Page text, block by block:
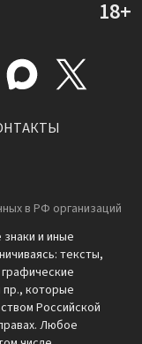
в РФ организаций
и иные
тексты,
которые
Российской
Любое